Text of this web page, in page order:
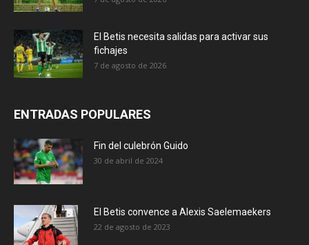
El Betis necesita salidas para activar sus
fichajes
7 de agosto de 2026
ENTRADAS POPULARES
Fin del culebrón Guido
30 de abril de 2024
El Betis convence a Alexis Saelemaekers
22 de agosto de 2023